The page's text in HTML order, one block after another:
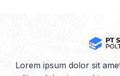
Lorem ipsum dolor sit